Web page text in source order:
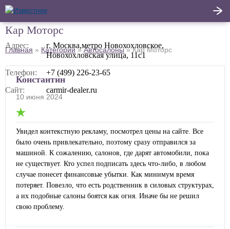
Адрес:
г. Москва,метро Новохохловское,
Новохохловская улица, 11с1
Телефон:
+7 (499) 226-23-65
Сайт:
carmir-dealer.ru
Кар Моторс
Главная » Категории»Автосалоны»Кар Моторс
Константин
10 июня 2024
Увидел контекстную рекламу, посмотрел цены на сайте. Все
было очень привлекательно, поэтому сразу отправился за
машиной. К сожалению, салонов, где дарят автомобили, пока
не существует. Кто успел подписать здесь что-либо, в любом
случае понесет финансовые убытки. Как минимум время
потеряет. Повезло, что есть родственник в силовых структурах,
а их подобные салоны боятся как огня. Иначе бы не решил
свою проблему.
отзыв
Главная
Актуальные новости